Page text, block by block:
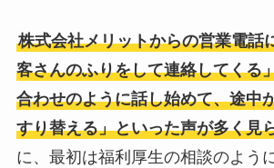
株式会社メリットからの営業電話
客さんのふりをして連絡してくる
合わせのように話し始めて、途中
すり替える」といった声が多く見
に、最初は福利厚生の相談のよう